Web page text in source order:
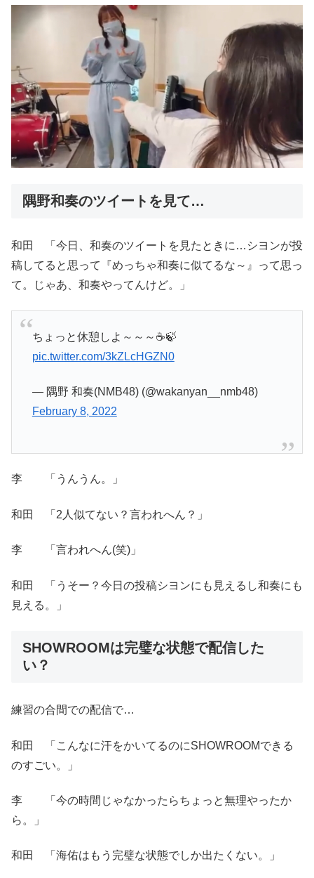
隅野和奏のツイートを見て…
和田 「今日、和奏のツイートを見たときに…シヨンが投
稿してると思って『めっちゃ和奏に似てるな～』って思っ
て。じゃあ、和奏やってんけど。」
ちょっと休憩しよ～～～☕️🍃
pic.twitter.com/3kZLcHGZN0
— 隅野 和奏(NMB48) (@wakanyan__nmb48)
February 8, 2022
李 「うんうん。」
和田 「2人似てない？言われへん？」
李 「言われへん(笑)」
和田 「うそー？今日の投稿シヨンにも見えるし和奏にも
見える。」
SHOWROOMは完璧な状態で配信した
い？
練習の合間での配信で…
和田 「こんなに汗をかいてるのにSHOWROOMできる
のすごい。」
李 「今の時間じゃなかったらちょっと無理やったか
ら。」
和田 「海佑はもう完璧な状態でしか出たくない。」